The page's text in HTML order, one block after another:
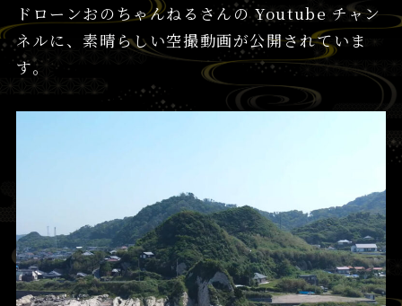
ドローンおのちゃんねるさんの Youtube チャン
ネルに、素晴らしい空撮動画が公開されていま
す。